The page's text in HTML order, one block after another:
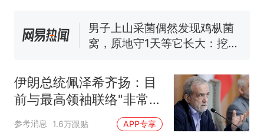
140多朵
美国渔民钓获鲨鱼徒手将其拽
回大海 目击者直呼震惊 （视频
官方通报
热
那个在床头放菜刀的女孩，
因老师一句“跟我回家”改写了
人生
伊朗总统佩泽希齐扬：目
前与最高领袖联络"非常困
难"
参考消息 1.6万跟贴 APP专享